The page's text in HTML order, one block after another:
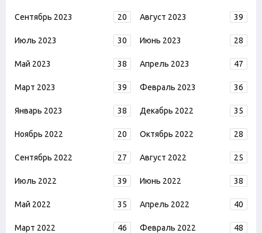
Сентябрь 2023 20 Август 2023 39
Июль 2023 30 Июнь 2023 28
Май 2023 38 Апрель 2023 47
Март 2023 39 Февраль 2023 36
Январь 2023 38 Декабрь 2022 35
Ноябрь 2022 20 Октябрь 2022 28
Сентябрь 2022 27 Август 2022 25
Июль 2022 39 Июнь 2022 38
Май 2022 35 Апрель 2022 40
Март 2022 46 Февраль 2022 48